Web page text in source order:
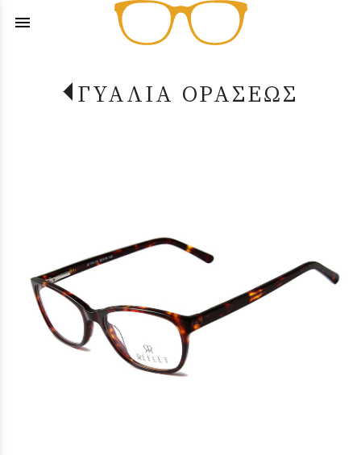
menu
ΓΥΑΛΙΑ ΟΡΑΣΕΩΣ